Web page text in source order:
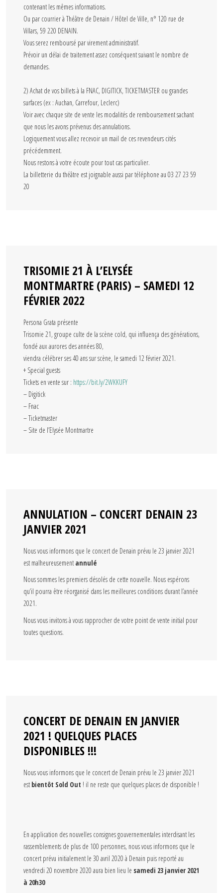
contenant les mêmes informations.
Ou par courrier à Théâtre de Denain / Hôtel de Ville, n° 120 rue de
Villars, 59 220 DENAIN.
Vous serez remboursé par virement administratif.
Prévoir un délai de traitement assez conséquent suivant le nombre de
demandes.
2) Achat de vos billets à la FNAC, DIGITICK, TICKETMASTER ou grandes
surfaces (ex : Auchan, Carrefour, Leclerc)
Voir avec chaque site de vente les modalités de remboursement sachant
que nous les avons prévenus des annulations.
Logiquement vous allez recevoir un mail de ces revendeurs cités
précédemment.
Nous restons à votre écoute pour tout cas particulier.
La billetterie du théâtre est joignable aussi par téléphone au 03 27 23 59
20
TRISOMIE 21 À L’ELYSÉE
MONTMARTRE (PARIS) – SAMEDI 12
FÉVRIER 2022
Persona Grata présente
Trisomie 21, groupe culte de la scène cold, qui influença des générations,
fondé aux aurores des années 80,
viendra célébrer ses 40 ans sur scène, le samedi 12 février 2021.
+ Special guests
Tickets en vente sur : https://bit.ly/2WKKUFY
– Digitick
– Fnac
– Ticketmaster
– Site de l’Elysée Montmartre
ANNULATION – CONCERT DENAIN 23
JANVIER 2021
Nous vous informons que le concert de Denain prévu le 23 janvier 2021
est malheureusement annulé
Nous sommes les premiers désolés de cette nouvelle. Nous espérons
qu’il pourra être réorganisé dans les meilleures conditions durant l’année
2021.
Nous vous invitons à vous rapprocher de votre point de vente initial pour
toutes questions.
CONCERT DE DENAIN EN JANVIER
2021 ! QUELQUES PLACES
DISPONIBLES !!!
Nous vous informons que le concert de Denain prévu le 23 janvier 2021
est bientôt Sold Out ! il ne reste que quelques places de disponible !
En application des nouvelles consignes gouvernementales interdisant les
rassemblements de plus de 100 personnes, nous vous informons que le
concert prévu initialement le 30 avril 2020 à Denain puis reporté au
vendredi 20 novembre 2020 aura bien lieu le samedi 23 janvier 2021
à 20h30